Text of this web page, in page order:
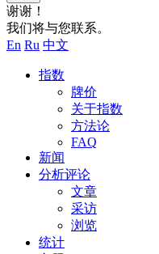
谢谢！
我们将与您联系。
En Ru 中文
指数
牌价
关于指数
方法论
FAQ
新闻
分析评论
文章
采访
浏览
统计